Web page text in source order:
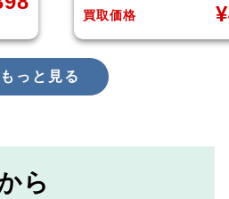
48,580 買取
もっと見る
ら